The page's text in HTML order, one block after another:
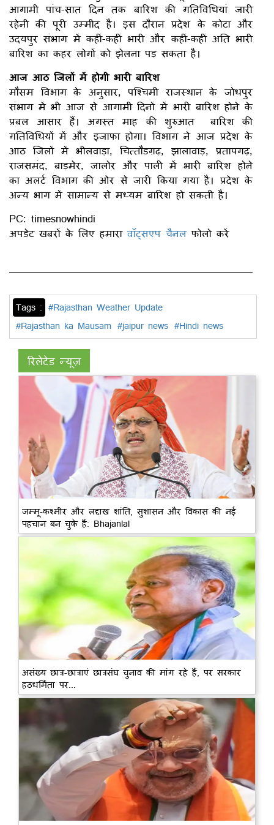
आगामी पांच-सात दिन तक बारिश की गतिविधियां जारी
रहेनी की पूरी उम्मीद है। इस दौरान प्रदेश के कोटा और
उदयपुर संभाग में कहीं-कहीं भारी और कहीं-कहीं अति भारी
बारिश का कहर लोगों को झेलना पड़ सकता है।
आज आठ जिलों में होगी भारी बारिश
मौसम विभाग के अनुसार, पश्चिमी राजस्थान के जोधपुर
संभाग में भी आज से आगामी दिनों में भारी बारिश होने के
प्रबल आसार हैं। अगस्त माह की शुरुआत बारिश की
गतिविधियों में और इजाफा होगा। विभाग ने आज प्रदेश के
आठ जिलों में भीलवाड़ा, चित्तौडग़ढ़, झालावाड़, प्रतापगढ़,
राजसमंद, बाड़मेर, जालोर और पाली में भारी बारिश होने
का अलर्ट विभाग की ओर से जारी किया गया है। प्रदेश के
अन्य भाग में सामान्य से मध्यम बारिश हो सकती है।
PC: timesnowhindi
अपडेट खबरों के लिए हमारा वॉट्सएप चैनल फोलो करें
Tags : #Rajasthan Weather Update
#Rajasthan ka Mausam #jaipur news #Hindi news
रिलेटेड न्यूज़
जम्मू-कश्मीर और लद्दाख शांति, सुशासन और विकास की नई
पहचान बन चुके हैं: Bhajanlal
असंख्य छात्र-छात्राएं छात्रसंघ चुनाव की मांग रहे हैं, पर सरकार
हठधर्मिता पर...